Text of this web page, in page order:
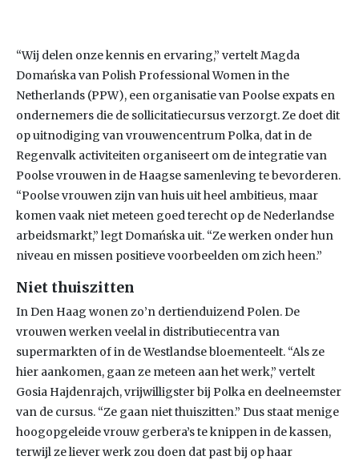
“Wij delen onze kennis en ervaring,” vertelt Magda
Domańska van Polish Professional Women in the
Netherlands (PPW), een organisatie van Poolse expats en
ondernemers die de sollicitatiecursus verzorgt. Ze doet dit
op uitnodiging van vrouwencentrum Polka, dat in de
Regenvalk activiteiten organiseert om de integratie van
Poolse vrouwen in de Haagse samenleving te bevorderen.
“Poolse vrouwen zijn van huis uit heel ambitieus, maar
komen vaak niet meteen goed terecht op de Nederlandse
arbeidsmarkt,” legt Domańska uit. “Ze werken onder hun
niveau en missen positieve voorbeelden om zich heen.”
Niet thuiszitten
In Den Haag wonen zo’n dertienduizend Polen. De
vrouwen werken veelal in distributiecentra van
supermarkten of in de Westlandse bloementeelt. “Als ze
hier aankomen, gaan ze meteen aan het werk,” vertelt
Gosia Hajdenrajch, vrijwilligster bij Polka en deelneemster
van de cursus. “Ze gaan niet thuiszitten.” Dus staat menige
hoogopgeleide vrouw gerbera’s te knippen in de kassen,
terwijl ze liever werk zou doen dat past bij op haar